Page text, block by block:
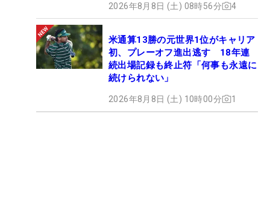
2026年8月8日 (土) 08時56分 4
米通算13勝の元世界1位がキャリア
初、プレーオフ進出逃す 18年連
続出場記録も終止符「何事も永遠に
続けられない」
2026年8月8日 (土) 10時00分 1